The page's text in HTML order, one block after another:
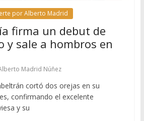
por Alberto Madrid
firma un debut de
y sale a hombros en
Madrid Núñez
cortó dos orejas en su
confirmando el excelente
y su